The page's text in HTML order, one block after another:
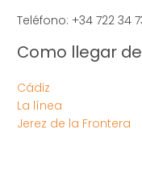
Teléfono: +34 722 34
Como llegar
Cádiz
La línea
Jerez de la Frontera